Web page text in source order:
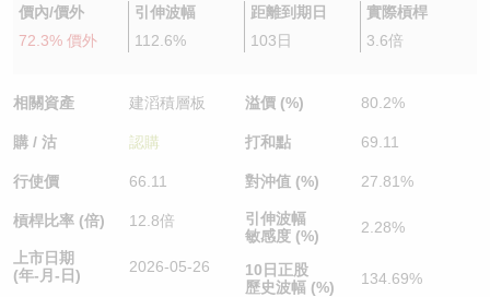
價內/價外
72.3% 價外
引伸波幅
112.6%
距離到期日
103日
實際槓桿
3.6倍
相關資產 建滔積層板
購 / 沽 認購
行使價 66.11
槓桿比率 (倍) 12.8倍
上市日期
(年-月-日)
2026-05-26
溢價 (%) 80.2%
打和點 69.11
對沖值 (%) 27.81%
引伸波幅
敏感度 (%)
2.28%
10日正股
歷史波幅 (%)
134.69%